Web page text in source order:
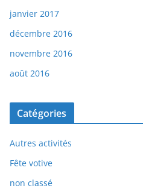
janvier 2017
décembre 2016
novembre 2016
août 2016
Catégories
Autres activités
Fête votive
non classé